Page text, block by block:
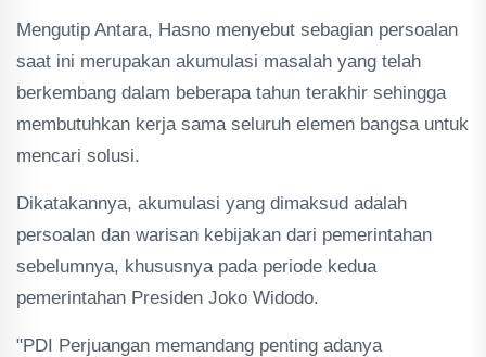
Mengutip Antara, Hasno menyebut sebagian persoalan
saat ini merupakan akumulasi masalah yang telah
berkembang dalam beberapa tahun terakhir sehingga
membutuhkan kerja sama seluruh elemen bangsa untuk
mencari solusi.
Dikatakannya, akumulasi yang dimaksud adalah
persoalan dan warisan kebijakan dari pemerintahan
sebelumnya, khususnya pada periode kedua
pemerintahan Presiden Joko Widodo.
"PDI Perjuangan memandang penting adanya